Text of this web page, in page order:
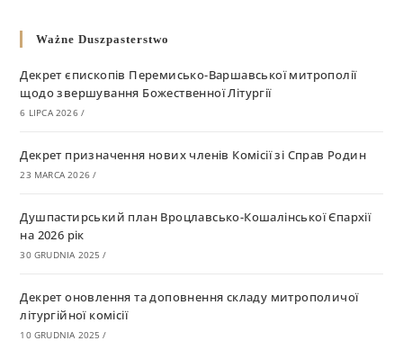
Ważne Duszpasterstwo
Декрет єпископів Перемисько-Варшавської митрополії
щодо звершування Божественної Літургії
6 LIPCA 2026 /
Декрет призначення нових членів Комісії зі Справ Родин
23 MARCA 2026 /
Душпастирський план Вроцлавсько-Кошалінської Єпархії
на 2026 рік
30 GRUDNIA 2025 /
Декрет оновлення та доповнення складу митрополичої
літургійної комісії
10 GRUDNIA 2025 /